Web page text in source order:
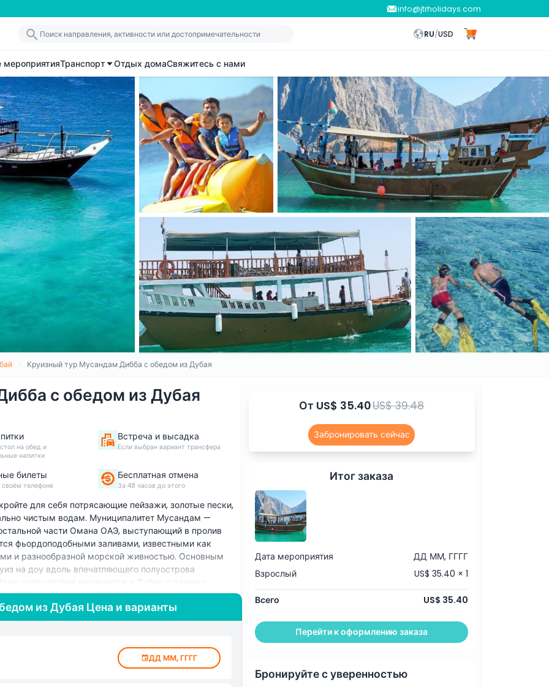
info@jtrholidays.com
RU/USD
мероприятияТранспорт Отдых домаСвяжитесь с нами
Круизный тур Мусандам Дибба с обедом из Дубая
с обедом из Дубая
на обед и
напитки
Встреча и высадка
Если выбран вариант трансфера
билеты
телефоне
Бесплатная отмена
За 48 часов до этого
для себя потрясающие пейзажи, золотые пески,
чистым водам. Муниципалитет Мусандам —
части Омана ОАЭ, выступающий в пролив
фьордоподобными заливами, известными как
и разнообразной морской живностью. Основным
на доу вдоль впечатляющего полуострова
путешествие начинается в Дубае с раннего
живописная двухчасовая поездка до порта Дибба.
доу с бедуинской мягкой мебелью, где экипаж
Пока доу движется между горами и
плавание, снорклинг, катание на банановой
на палубе. На борту подают шведский стол с
Перезарядитесь, расслабьтесь и получите
из Дубая Цена и варианты
ДД ММ, ГГГГ
От US$ 35.40US$ 39.48
Забронировать сейчас
Итог заказа
Дата мероприятия
ДД ММ, ГГГГ
Взрослый
US$ 35.40 × 1
Всего US$ 35.40
Перейти к оформлению заказа
Бронируйте с уверенностью